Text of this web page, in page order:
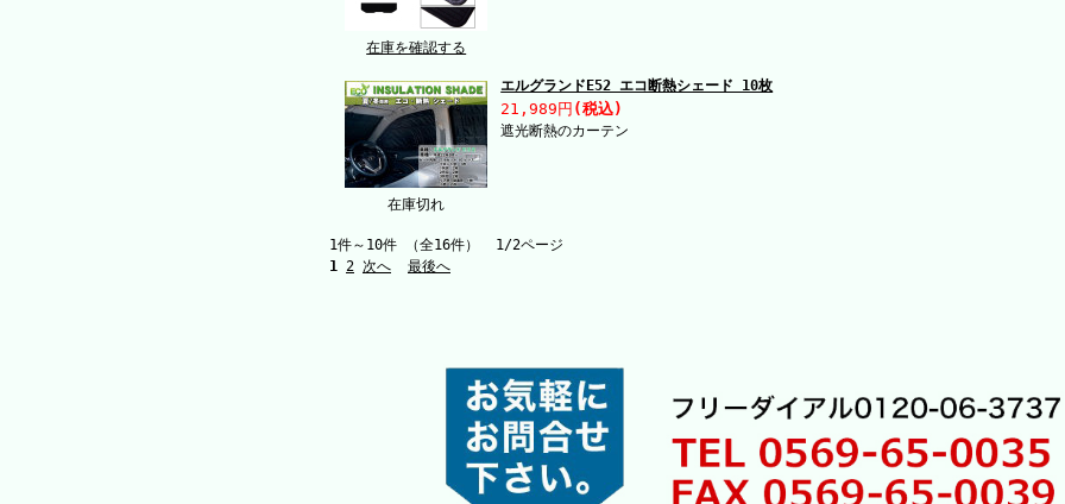
在庫を確認する
在庫切れ
エルグランドE52 エコ断熱シェード 10枚
21,989円 (税込)
遮光断熱のカーテン
1件～10件 （全16件） 1/2ページ
1 2 次へ 最後へ